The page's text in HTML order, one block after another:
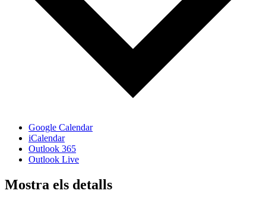
Google Calendar
iCalendar
Outlook 365
Outlook Live
Mostra els detalls